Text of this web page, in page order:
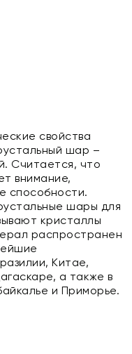
свойства
шар –
Считается, что
внимание,
способности.
шары для
кристаллы
распространен
Китае,
а также в
и Приморье.